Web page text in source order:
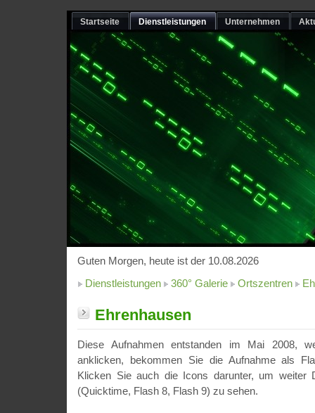
Startseite Dienstleistungen Unternehmen
Guten Morgen, heute ist der 10.08.2026
Dienstleistungen
360° Galerie Ortszentren
Ehrenhausen
Diese Aufnahmen entstanden im Mai 2008,
anklicken, bekommen Sie die Aufnahme als
Klicken Sie auch die Icons darunter, um weiter
(Quicktime, Flash 8, Flash 9) zu sehen.